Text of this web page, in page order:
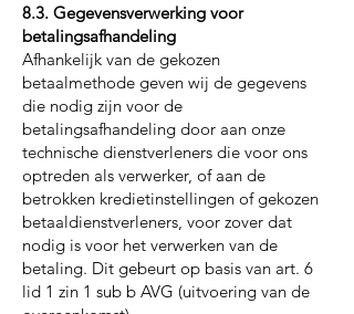
8.3. Gegevensverwerking voor
betalingsafhandeling
Afhankelijk van de gekozen
betaalmethode geven wij de gegevens
die nodig zijn voor de
betalingsafhandeling door aan onze
technische dienstverleners die voor ons
optreden als verwerker, of aan de
betrokken kredietinstellingen of gekozen
betaaldienstverleners, voor zover dat
nodig is voor het verwerken van de
betaling. Dit gebeurt op basis van art. 6
lid 1 zin 1 sub b AVG (uitvoering van de